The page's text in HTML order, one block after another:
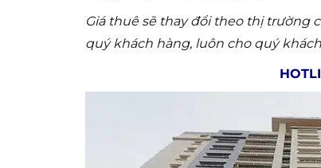
Giá thuê sẽ thay đổi theo thị trường
quý khách hàng, luôn cho quý